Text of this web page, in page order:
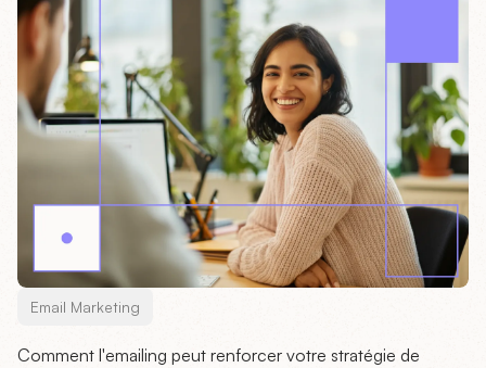
Email Marketing
Comment l'emailing peut renforcer votre stratégie de